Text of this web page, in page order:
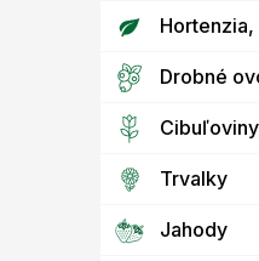
Drobné
Trvalky
Jahody